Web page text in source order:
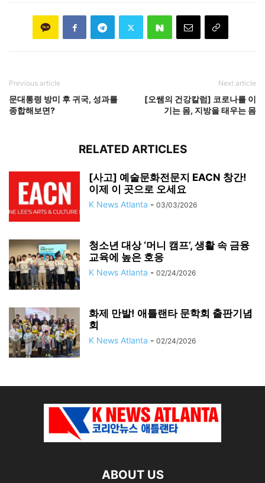
Previous article
문대통령 방미 후 귀국, 성과를
종합해보면?
Next article
[오쌤의 건강칼럼] 코로나를 이
기는 몸, 지방을 태우는 몸
RELATED ARTICLES
[사고] 예술문화전문지 EACN 창간!
이제 이 곳으로 오세요
K News Atlanta - 03/03/2026
청소년 대상 ‘머니 캠프’, 생활 속 금융
교육에 높은 호응
K News Atlanta - 02/24/2026
화제 만발! 애틀랜타 문학회 출판기념
회
K News Atlanta - 02/24/2026
ABOUT US